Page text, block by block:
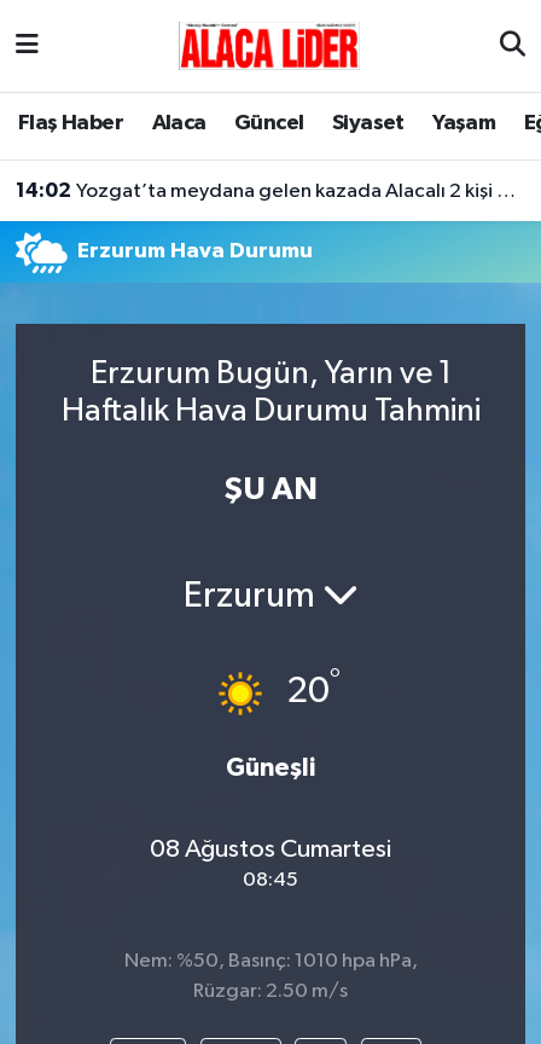
Flaş Haber Alaca Güncel Siyaset Yaşam
14:02 Yozgat’ta meydana gelen kazada Alacalı 2 kişi hayatını kaybetti
Erzurum Hava Durumu
Erzurum Bugün, Yarın ve 1
Haftalık Hava Durumu Tahmini
ŞU AN
Erzurum
20°
Güneşli
08 Ağustos Cumartesi
08:45
Nem: %50, Basınç: 1010 hpa hPa,
Rüzgar: 2.50 m/s
Çorum Nöbetçi Eczaneler
Tüm Manşetler